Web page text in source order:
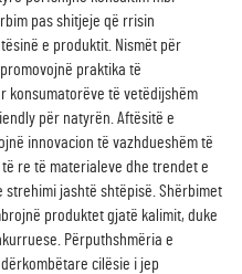
pas shitjeje që rrisin
e produktit. Nismët për
praktika të
konsumatorëve të vetëdijshëm
për natyrën. Aftësitë e
innovacion të vazhdueshëm të
re të materialeve dhe trendet e
jashtë shtëpisë. Shërbimet
produktet gjatë kalimit, duke
Përputhshmëria e
cilësie i jep